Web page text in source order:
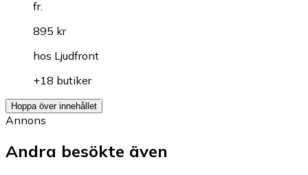
fr.
895 kr
hos Ljudfront
+18 butiker
Hoppa över innehållet
Annons
Andra besökte även